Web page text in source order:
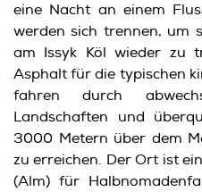
eine Nacht an einem
werden sich trennen, um
am Issyk Köl wieder zu
Asphalt für die typischen
fahren durch
Landschaften und
3000 Metern über dem
zu erreichen. Der Ort ist
(Alm) für